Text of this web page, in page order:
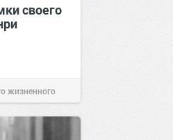
своего
жизненного